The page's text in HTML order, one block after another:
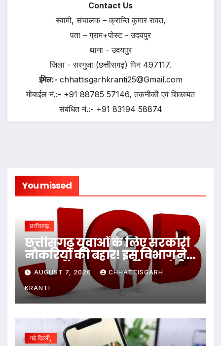
Contact Us
स्वामी, संचालक – क्रान्ति कुमार रावत,
पता – ग्राम+पोस्ट - उदयपुर
थाना - उदयपुर
जिला - सरगुजा (छत्तीसगढ़) पिन 497117.
ईमेल:- chhattisgarhkranti25@Gmail.com
मोबाईल नं.:- +91 88785 57146, तकनीकी एवं शिकायत
संबंधित नं.:- +91 83194 58874
You missed
छत्तीसगढ़
छत्तीसगढ़ युवाओं के लिए सरकारी
नौकरियों की बहार! इस विभाग ने
1235 पदों पर बम्पर भर्ती, डाटा एंट्री
ऑपरेटर के ही 400 पद…
AUGUST 7, 2026 CHHATTISGARH
KRANTI
नई दिल्ली,